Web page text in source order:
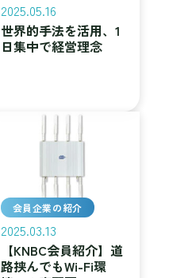
2025.05.16
世界的手法を活用、1
日集中で経営理念
会員企業の紹介
2025.03.13
【KNBC会員紹介】道
路挟んでもWi-Fi環